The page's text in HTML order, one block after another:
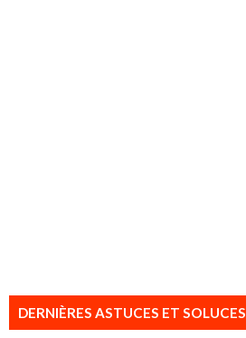
DERNIÈRES ASTUCES ET SOLUCES